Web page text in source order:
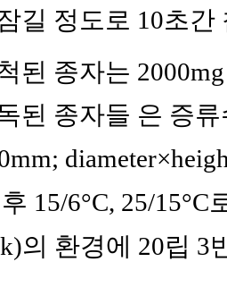
길 정도로 10초간
된 종자는
된 종자들 은 증
15/6°C, 25/
의 환경에 20립